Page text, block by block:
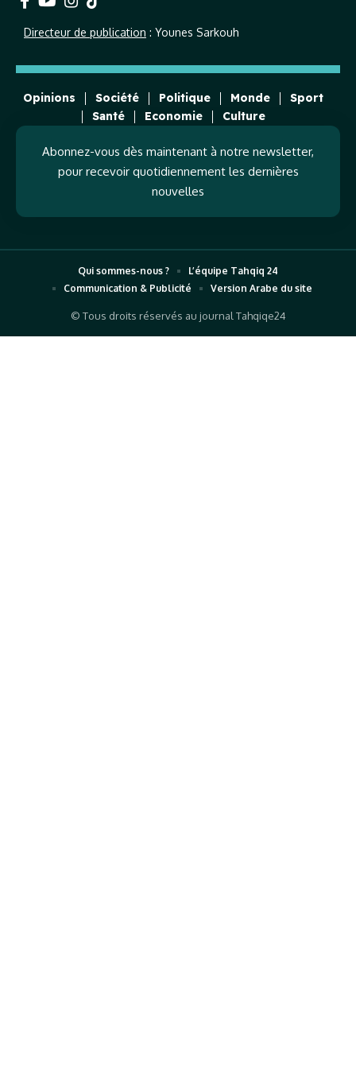
Directeur de publication : Younes Sarkouh
Opinions Société Politique Monde
Sport
Santé
Economie Culture
Abonnez-vous dès maintenant à notre newsletter,
pour recevoir quotidiennement les dernières
nouvelles
© Tous droits réservés au journal Tahqiqe24
Qui sommes-nous ?
L’équipe Tahqiq 24
Communication & Publicité
Version Arabe du site